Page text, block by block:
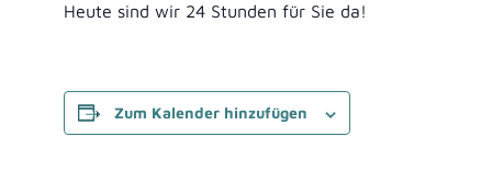
Heute sind wir 24 Stunden für Sie da!
Zum Kalender hinzufügen